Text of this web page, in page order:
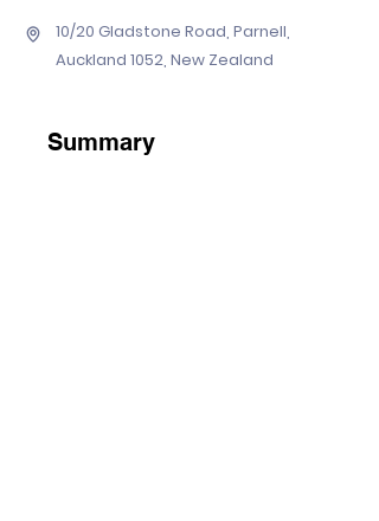
10/20 Gladstone Road, Parnell,
Auckland 1052, New Zealand
Summary